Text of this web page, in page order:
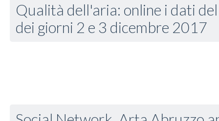
Qualità dell'aria: online i dati
dei giorni 2 e 3 dicembre 2017